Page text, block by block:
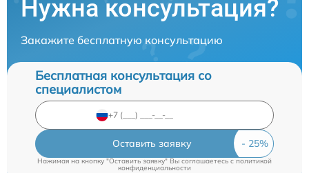
Нужна консультация?
Закажите бесплатную консультацию
Бесплатная консультация со
специалистом
Оставить заявку
Нажимая на кнопку "Оставить заявку" Вы соглашаетесь cполитикой
конфиденциальности